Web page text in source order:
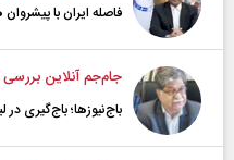
فاصله ایران با
جام‌جم آنلاین بررسی
باج‌نیوزها؛ باج‌گیری